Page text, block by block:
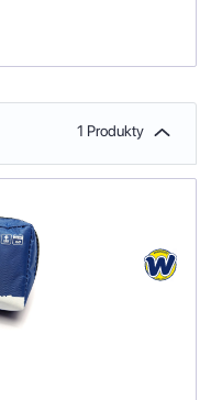
1 Produkty